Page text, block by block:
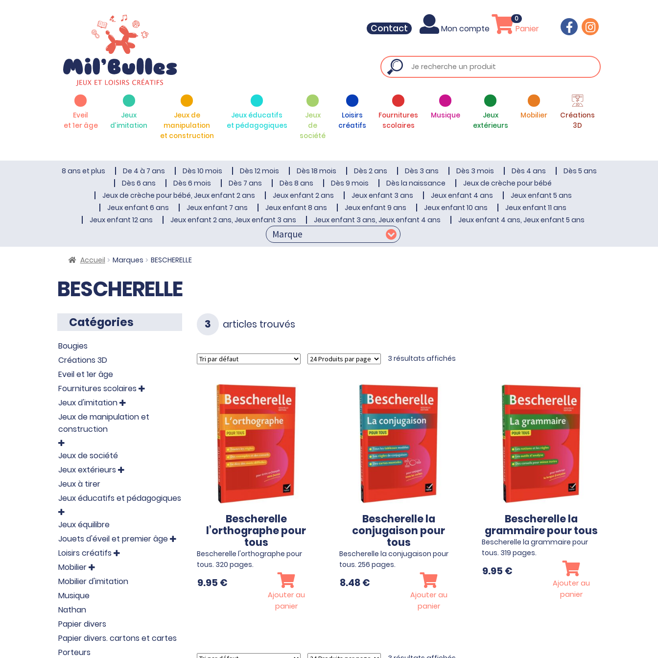
Contact Mon compte Panier
0
Eveil
et 1er âge
Jeux
d’imitation
Jeux de
manipulation
et construction
Jeux éducatifs
et pédagogiques
Jeux
de
société
Loisirs
créatifs
Fournitures
scolaires
Musique
Jeux
extérieurs
Mobilier
Créations
3D
8 ans et plus De 4 à 7 ans Dès 10 mois Dès 12 mois Dès 18 mois Dès 2 ans Dès 3 ans Dès 3 mois Dès 4 ans
Dès 5 ans
Dès 6 ans
Dès 6 mois Dès 7 ans Dès 8 ans Dès 9 mois Dès la naissance
Jeux de crèche pour bébé
Jeux de crèche pour bébé, Jeux enfant 2 ans
Jeux enfant 2 ans Jeux enfant 3 ans Jeux enfant 4 ans
Jeux enfant 5 ans
Jeux enfant 6 ans
Jeux enfant 7 ans Jeux enfant 8 ans Jeux enfant 9 ans Jeux enfant 10 ans
Jeux enfant 11 ans
Jeux enfant 12 ans
Jeux enfant 2 ans, Jeux enfant 3 ans Jeux enfant 3 ans, Jeux enfant 4 ans Jeux enfant 4 ans, Jeux enfant 5 ans
Accueil Marques BESCHERELLE
BESCHERELLE
Catégories
Bougies
Créations 3D
Eveil et 1er âge
Fournitures scolaires 
Jeux d'imitation 
Jeux de manipulation et
construction

Jeux de société
Jeux extérieurs 
Jeux à tirer
Jeux éducatifs et pédagogiques

Jeux équilibre
Jouets d'éveil et premier âge 
Loisirs créatifs 
Mobilier 
Mobilier d'imitation
Musique
Nathan
Papier divers
Papier divers. cartons et cartes
Porteurs
3 articles trouvés
3 résultats affichés
Bescherelle
l’orthographe pour
tous
Bescherelle l'orthographe pour
tous. 320 pages.
9.95 €
Ajouter au
panier
Bescherelle la
conjugaison pour
tous
Bescherelle la conjugaison pour
tous. 256 pages.
8.48€
Ajouter au
panier
Bescherelle la
grammaire pour tous
Bescherelle la grammaire pour
tous. 319 pages.
9.95 €
Ajouter au
panier